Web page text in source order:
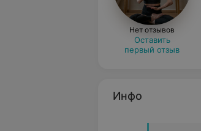
Нет отзывов
Оставить
первый отзыв
Инфо